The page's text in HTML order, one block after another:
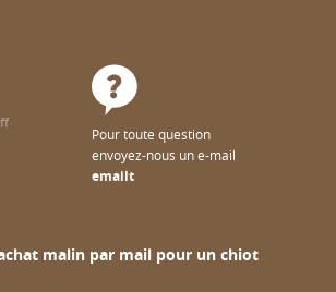
Pour toute question
envoyez-nous un e-mail
emailt
malin par mail pour un chiot